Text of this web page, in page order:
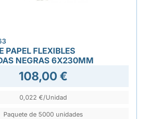
PAPEL FLEXIBLES
NEGRAS 6X230MM
108,00 €
0,022 €/Unidad
Paquete de 5000 unidades